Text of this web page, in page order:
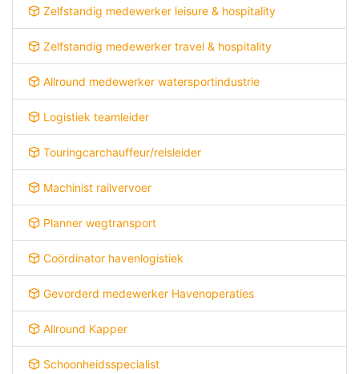
Zelfstandig medewerker leisure & hospitality
Zelfstandig medewerker travel & hospitality
Allround medewerker watersportindustrie
Logistiek teamleider
Touringcarchauffeur/reisleider
Machinist railvervoer
Planner wegtransport
Coördinator havenlogistiek
Gevorderd medewerker Havenoperaties
Allround Kapper
Schoonheidsspecialist